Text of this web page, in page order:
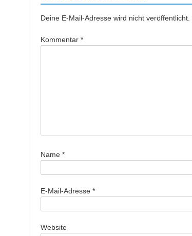
Deine E-Mail-Adresse wird nicht veröffentlicht.
Kommentar *
Name *
E-Mail-Adresse *
Website